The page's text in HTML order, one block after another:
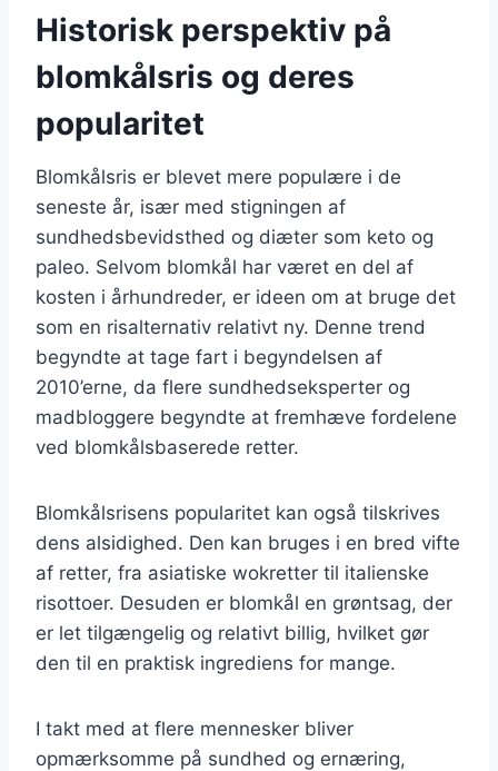
Historisk perspektiv på
blomkålsris og deres
popularitet
Blomkålsris er blevet mere populære i de
seneste år, især med stigningen af
sundhedsbevidsthed og diæter som keto og
paleo. Selvom blomkål har været en del af
kosten i århundreder, er ideen om at bruge det
som en risalternativ relativt ny. Denne trend
begyndte at tage fart i begyndelsen af
2010’erne, da flere sundhedseksperter og
madbloggere begyndte at fremhæve fordelene
ved blomkålsbaserede retter.
Blomkålsrisens popularitet kan også tilskrives
dens alsidighed. Den kan bruges i en bred vifte
af retter, fra asiatiske wokretter til italienske
risottoer. Desuden er blomkål en grøntsag, der
er let tilgængelig og relativt billig, hvilket gør
den til en praktisk ingrediens for mange.
I takt med at flere mennesker bliver
opmærksomme på sundhed og ernæring,